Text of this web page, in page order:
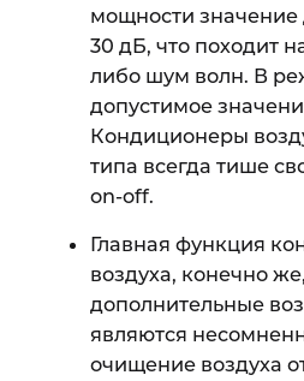
мощности
30 дБ, что походит
либо шум волн. В
допустимое
Кондиционеры
типа всегда тише
on-off.
Главная функция
воздуха, конечно
дополнительные
являются
очищение воздуха